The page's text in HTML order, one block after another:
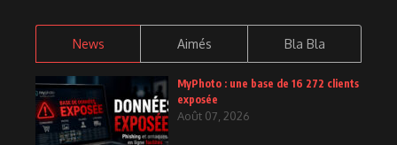
News Aimés Bla Bla
MyPhoto : une base de 16 272 clients
exposée
Août 07, 2026